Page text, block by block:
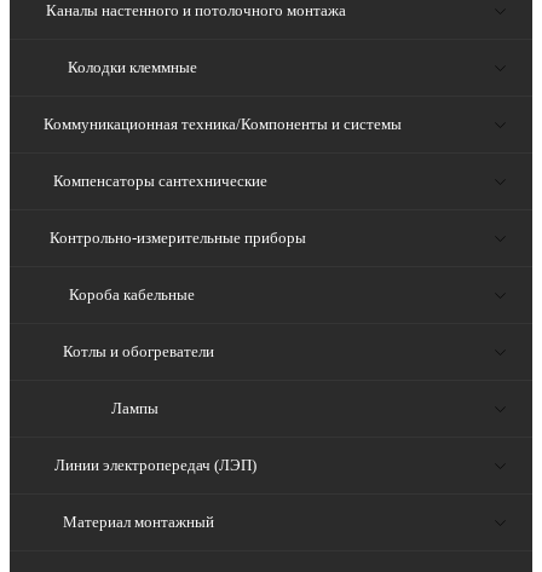
Каналы настенного и потолочного монтажа
Колодки клеммные
Коммуникационная техника/Компоненты и системы
Компенсаторы сантехнические
Контрольно-измерительные приборы
Короба кабельные
Котлы и обогреватели
Лампы
Линии электропередач (ЛЭП)
Материал монтажный